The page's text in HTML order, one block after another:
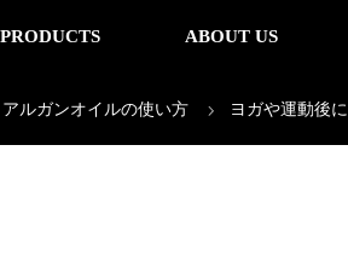
PRODUCTS ABOUT US
アルガンオイルの使い方 ヨガや運動後